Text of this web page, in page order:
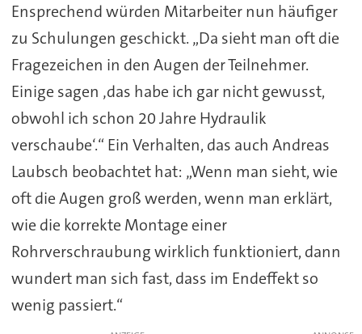
Ensprechend würden Mitarbeiter nun häufiger
zu Schulungen geschickt. „Da sieht man oft die
Fragezeichen in den Augen der Teilnehmer.
Einige sagen ‚das habe ich gar nicht gewusst,
obwohl ich schon 20 Jahre Hydraulik
verschaube‘.“ Ein Verhalten, das auch Andreas
Laubsch beobachtet hat: „Wenn man sieht, wie
oft die Augen groß werden, wenn man erklärt,
wie die korrekte Montage einer
Rohrverschraubung wirklich funktioniert, dann
wundert man sich fast, dass im Endeffekt so
wenig passiert.“